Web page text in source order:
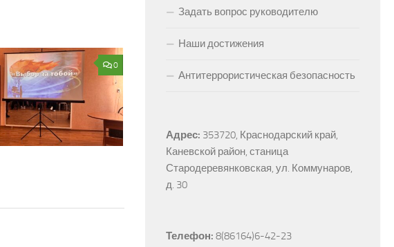
0
Задать вопрос руководителю
Наши достижения
Антитеррористическая безопасность
Адрес: 353720, Краснодарский край,
Каневской район, станица
Стародеревянковская, ул. Коммунаров,
д. 30
Телефон: 8(86164)6-42-23